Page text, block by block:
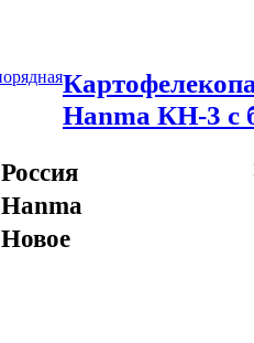
Hanma КН-3 с
Россия
Hanma
Новое